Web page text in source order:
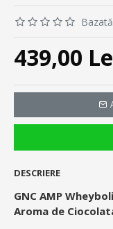
439,00
DESCRIERE
GNC AMP
Aroma de